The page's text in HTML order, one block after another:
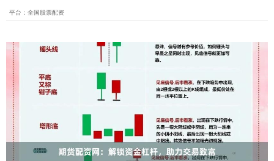
平台：全国股票配资